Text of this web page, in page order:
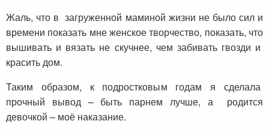
Жаль, что в загруженной маминой жизни не было сил и
времени показать мне женское творчество, показать, что
вышивать и вязать не скучнее, чем забивать гвозди и
красить дом.
Таким образом, к подростковым годам я сделала
прочный вывод – быть парнем лучше, а родится
девочкой – моё наказание.